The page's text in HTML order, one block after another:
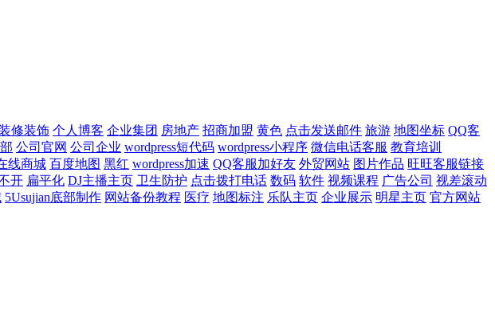
修装饰 个人博客 企业集团 房地产 招商加盟 黄色 点击发送邮件 旅游 地图坐标 QQ客
公司官网 公司企业 wordpress短代码 wordpress小程序 微信电话客服 教育培训
线商城 百度地图 黑红 wordpress加速 QQ客服加好友 外贸网站 图片作品 旺旺客服链接
开 扁平化 DJ主播主页 卫生防护 点击拨打电话 数码 软件 视频课程 广告公司 视差滚动
5Usujian底部制作 网站备份教程 医疗 地图标注 乐队主页 企业展示 明星主页 官方网站